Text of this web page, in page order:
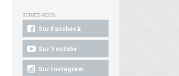
SUIVEZ-NOUS
Sur Facebook
Sur Youtube
Sur Instagram